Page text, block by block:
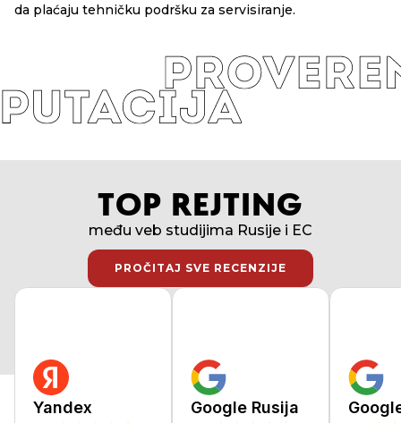
da plaćaju tehničku podršku za servisiranje.
TOP REJTING
među veb studijima Rusije i EC
PROČITAJ SVE RECENZIJE
PROČITAJ SVE RECENZIJE
Yandex Google Rusija